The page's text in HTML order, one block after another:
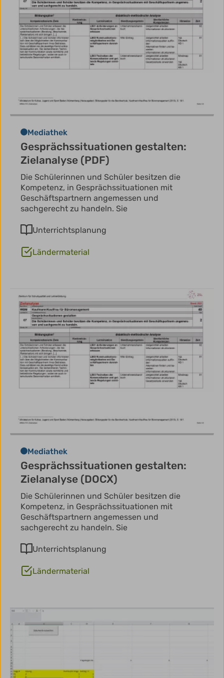
Mediathek
Gesprächssituationen gestalten:
Zielanalyse (PDF)
Die Schülerinnen und Schüler besitzen die
Kompetenz, in Gesprächssituationen mit
Geschäftspartnern angemessen und
sachgerecht zu handeln. Sie
Unterrichtsplanung
Ländermaterial
Mediathek
Gesprächssituationen gestalten:
Zielanalyse (DOCX)
Die Schülerinnen und Schüler besitzen die
Kompetenz, in Gesprächssituationen mit
Geschäftspartnern angemessen und
sachgerecht zu handeln. Sie
Unterrichtsplanung
Ländermaterial